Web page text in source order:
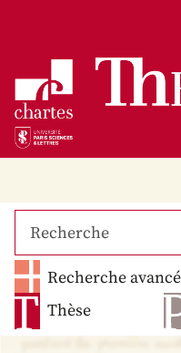
Collections
Thèses
Positions de thèse
Autour des thèses
Autour de
Chroniques
Bibliographie des
Contact
Autoriser la
Bibliothèque
Recherche
Thèse